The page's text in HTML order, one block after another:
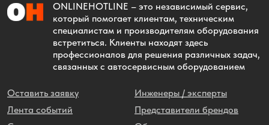
ONLINEHOTLINE – это независимый сервис,
который помогает клиентам, техническим
специалистам и производителям оборудования
встретиться. Клиенты находят здесь
профессионалов для решения различных задач,
связанных с автосервисным оборудованием
Оставить заявку
Лента событий
Инженеры / эксперты
Представители брендов